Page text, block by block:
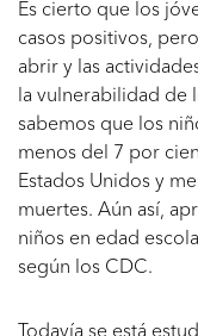
Es cierto que los
casos positivos,
abrir y las
la vulnerabilidad de
sabemos que los
menos del 7 por
Estados Unidos y
muertes. Aún así,
niños en edad
según los CDC.